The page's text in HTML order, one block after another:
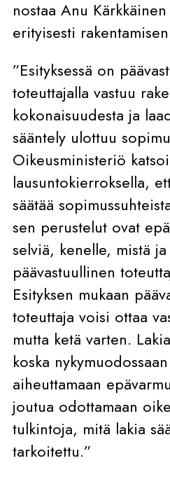
nostaa Anu
erityisesti
”Esityksessä on
toteuttajalla vastuu
kokonaisuudesta ja
sääntely ulottuu
Oikeusministeriö katsoi
lausuntokierroksella,
säätää
sen perustelut ovat
selviä, kenelle, mistä
päävastuullinen
Esityksen mukaan
toteuttaja voisi ottaa
mutta ketä varten.
koska
aiheuttamaan
joutua odottamaan
tulkintoja, mitä lakia
tarkoitettu.”